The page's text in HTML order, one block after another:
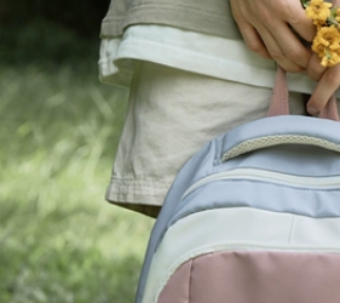
túi du lich Túi du lịch
khoảng cách ngắn,
túi hành lý xách tay
dung lượng lớn nhẹ
cho nữ, ba lô, túi thể
dục thể thao, túi
hành lý du lịch nam
túi đựng quần áo du
lịch ba lô kéo du lịch
522,000